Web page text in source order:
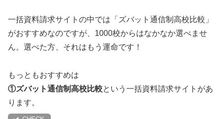
一括資料請求サイトの中では「ズバット通信制高校比較」
がおすすめなのですが、1000校からはなかなか選べませ
ん。選べた方、それはもう運命です！
もっともおすすめは
①ズバット通信制高校比較という一括資料請求サイトがあ
ります。